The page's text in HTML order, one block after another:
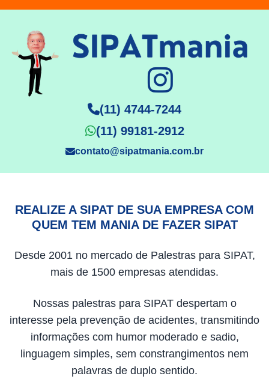
(11) 4744-7244
(11) 99181-2912
contato@sipatmania.com.br
REALIZE A SIPAT DE SUA EMPRESA COM
QUEM TEM MANIA DE FAZER SIPAT
Desde 2001 no mercado de Palestras para SIPAT,
mais de 1500 empresas atendidas.
Nossas palestras para SIPAT despertam o
interesse pela prevenção de acidentes, transmitindo
informações com humor moderado e sadio,
linguagem simples, sem constrangimentos nem
palavras de duplo sentido.